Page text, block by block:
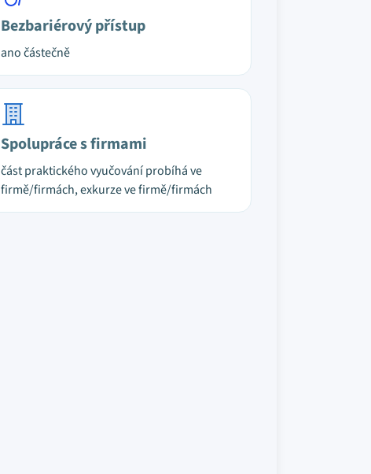
Bezbariérový přístup
ano částečně
Spolupráce s firmami
část praktického vyučování probíhá ve
firmě/firmách, exkurze ve firmě/firmách